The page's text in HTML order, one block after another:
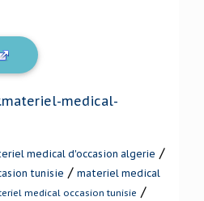
medical-
medical d'occasion algerie /
tunisie / materiel medical
medical occasion tunisie /